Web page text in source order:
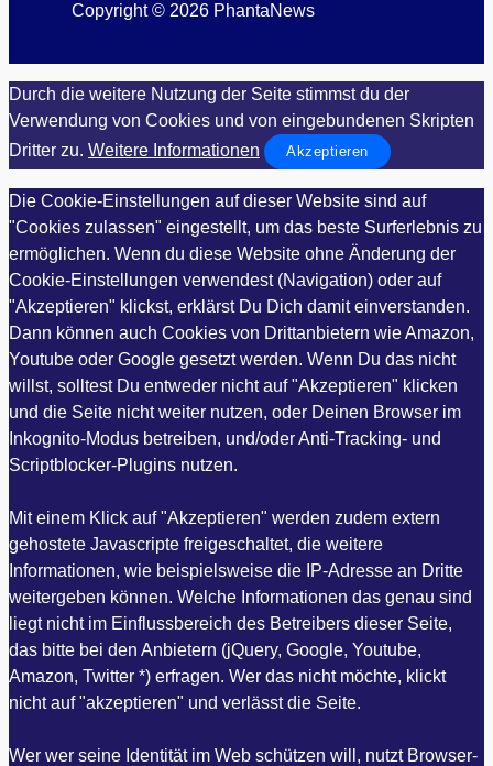
Copyright © 2026 PhantaNews
Durch die weitere Nutzung der Seite stimmst du der
Verwendung von Cookies und von eingebundenen Skripten
Dritter zu. Weitere Informationen Akzeptieren
Die Cookie-Einstellungen auf dieser Website sind auf
"Cookies zulassen" eingestellt, um das beste Surferlebnis zu
ermöglichen. Wenn du diese Website ohne Änderung der
Cookie-Einstellungen verwendest (Navigation) oder auf
"Akzeptieren" klickst, erklärst Du Dich damit einverstanden.
Dann können auch Cookies von Drittanbietern wie Amazon,
Youtube oder Google gesetzt werden. Wenn Du das nicht
willst, solltest Du entweder nicht auf "Akzeptieren" klicken
und die Seite nicht weiter nutzen, oder Deinen Browser im
Inkognito-Modus betreiben, und/oder Anti-Tracking- und
Scriptblocker-Plugins nutzen.
Mit einem Klick auf "Akzeptieren" werden zudem extern
gehostete Javascripte freigeschaltet, die weitere
Informationen, wie beispielsweise die IP-Adresse an Dritte
weitergeben können. Welche Informationen das genau sind
liegt nicht im Einflussbereich des Betreibers dieser Seite,
das bitte bei den Anbietern (jQuery, Google, Youtube,
Amazon, Twitter *) erfragen. Wer das nicht möchte, klickt
nicht auf "akzeptieren" und verlässt die Seite.
Wer wer seine Identität im Web schützen will, nutzt Browser-